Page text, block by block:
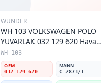
WUNDER
WH 103 VOLKSWAGEN POLO
YUVARLAK 032 129 620 Hava
Filtresi
WH 103
OEM
032 129 620
MANN
C 2873/1